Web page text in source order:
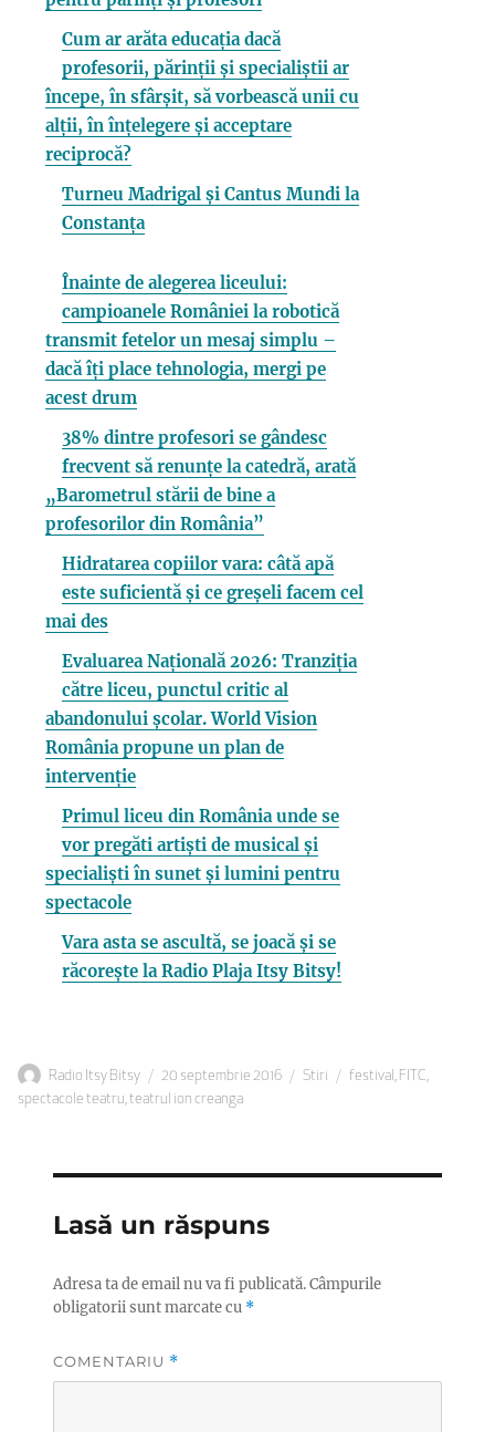
Cum ar arăta educația dacă
profesorii, părinții și specialiștii ar
începe, în sfârșit, să vorbească unii cu
alții, în înțelegere și acceptare
reciprocă?
Turneu Madrigal și Cantus Mundi la
Constanța
Înainte de alegerea liceului:
campioanele României la robotică
transmit fetelor un mesaj simplu –
dacă îți place tehnologia, mergi pe
acest drum
38% dintre profesori se gândesc
frecvent să renunțe la catedră, arată
„Barometrul stării de bine a
profesorilor din România”
Hidratarea copiilor vara: câtă apă
este suficientă și ce greșeli facem cel
mai des
Evaluarea Națională 2026: Tranziția
către liceu, punctul critic al
abandonului școlar. World Vision
România propune un plan de
intervenție
Primul liceu din România unde se
vor pregăti artiști de musical și
specialiști în sunet și lumini pentru
spectacole
Vara asta se ascultă, se joacă și se
răcorește la Radio Plaja Itsy Bitsy!
Autor
Radio Itsy Bitsy
Publicat
pe
20 septembrie 2016 Categorii
Stiri Etichete
festival , FITC,
spectacole teatru,teatrul ion creanga
Lasă un răspuns
Adresa ta de email nu va fi publicată.Câmpurile
obligatorii sunt marcate cu *
COMENTARIU *